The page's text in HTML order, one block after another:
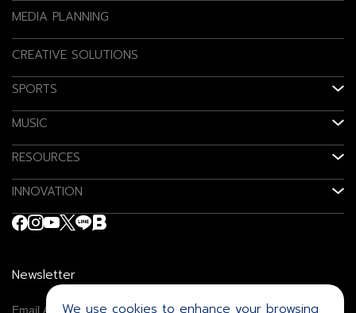
We use cookies to enhance your browsing
MEDIA PLANNING
CREATIVE SOLUTIONS
SPORTS
MUSIC
RESOURCES
INNOVATION
Newsletter